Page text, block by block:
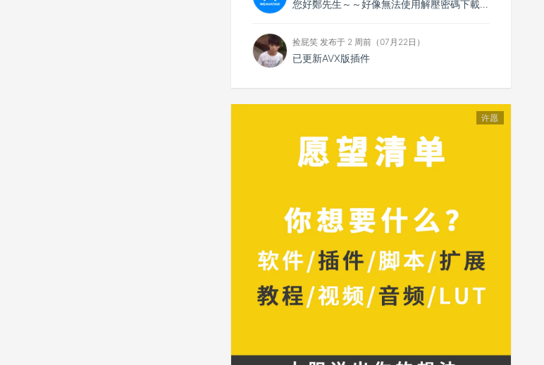
您好鄭先生～～好像無法使用解壓密碼下載最新的4.0.4版本，不知能否請你協助排除障礙～
捡屁笑 发布于 2 周前（07月22日）
已更新AVX版插件
许愿